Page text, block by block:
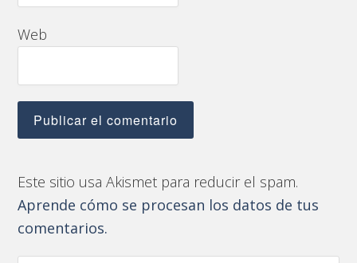
Web
Este sitio usa Akismet para reducir el spam.
Aprende cómo se procesan los datos de tus
comentarios.